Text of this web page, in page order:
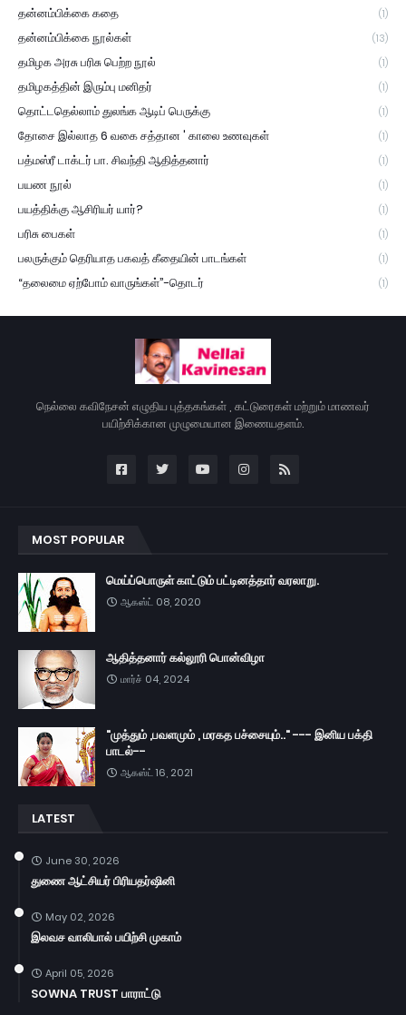
தன்னம்பிக்கை கதை (1)
தன்னம்பிக்கை நூல்கள் (13)
தமிழக அரசு பரிசு பெற்ற நூல் (1)
தமிழகத்தின் இரும்பு மனிதர் (1)
தொட்டதெல்லாம் துலங்க ஆடிப் பெருக்கு (1)
தோசை இல்லாத 6 வகை சத்தான ' காலை உணவுகள் (1)
பத்மஸ்ரீ டாக்டர் பா. சிவந்தி ஆதித்தனார் (1)
பயண நூல் (1)
பயத்திக்கு ஆசிரியர் யார்? (1)
பரிசு பைகள் (1)
பலருக்கும் தெரியாத பகவத் கீதையின் பாடங்கள் (1)
“தலைமை ஏற்போம் வாருங்கள்”-தொடர் (1)
நெல்லை கவிநேசன் எழுதிய புத்தகங்கள் , கட்டுரைகள் மற்றும் மாணவர்
பயிற்சிக்கான முழுமையான இணையதளம்.
MOST POPULAR
மெய்ப்பொருள் காட்டும் பட்டினத்தார் வரலாறு.
ஆகஸ்ட் 08, 2020
ஆதித்தனார் கல்லூரி பொன்விழா
மார்ச் 04, 2024
"முத்தும் ,பவளமும் , மரகத பச்சையும்.." --- இனிய பக்தி
பாடல்--
ஆகஸ்ட் 16, 2021
LATEST
June 30, 2026
துணை ஆட்சியர் பிரியதர்ஷினி
May 02, 2026
இலவச வாலிபால் பயிற்சி முகாம்
April 05, 2026
SOWNA TRUST பாராட்டு